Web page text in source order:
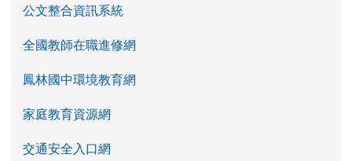
公文整合資訊系統
全國教師在職進修網
鳳林國中環境教育網
家庭教育資源網
交通安全入口網